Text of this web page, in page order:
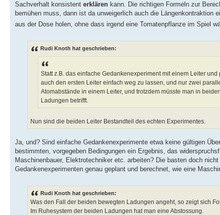
Sachverhalt konsistent erklären kann. Die richtigen Formeln zur
bemühen muss, dann ist da unweigerlich auch die
aus der Dose holen, ohne dass irgend eine Tomatenpflanze im Spiel
Rudi Knoth hat geschrieben:
Statt z.B. das einfache Gedankenexperiment mit einem Leiter
auch den ersten Leiter einfach weg zu lassen, und nur zwei
Atomabstände in einem Leiter, und trotzdem müsste man in
Ladungen betrifft.
Nun sind die beiden Leiter Bestandteil des echten Experimentes.
Ja, und? Sind einfache Gedankenexperimente etwa keine gültigen
bestimmten, vorgegeben Bedingungen ein Ergebnis, das
Maschinenbauer, Elektrotechniker etc. arbeiten? Die basten doch
Gedankenexperimenten genau geplant und berechnet, wie eine
Rudi Knoth hat geschrieben:
Was den Fall der beiden bewegten Ladungen angeht, so zeigt sich
Im Ruhesystem der beiden Ladungen hat man eine Abstossung.